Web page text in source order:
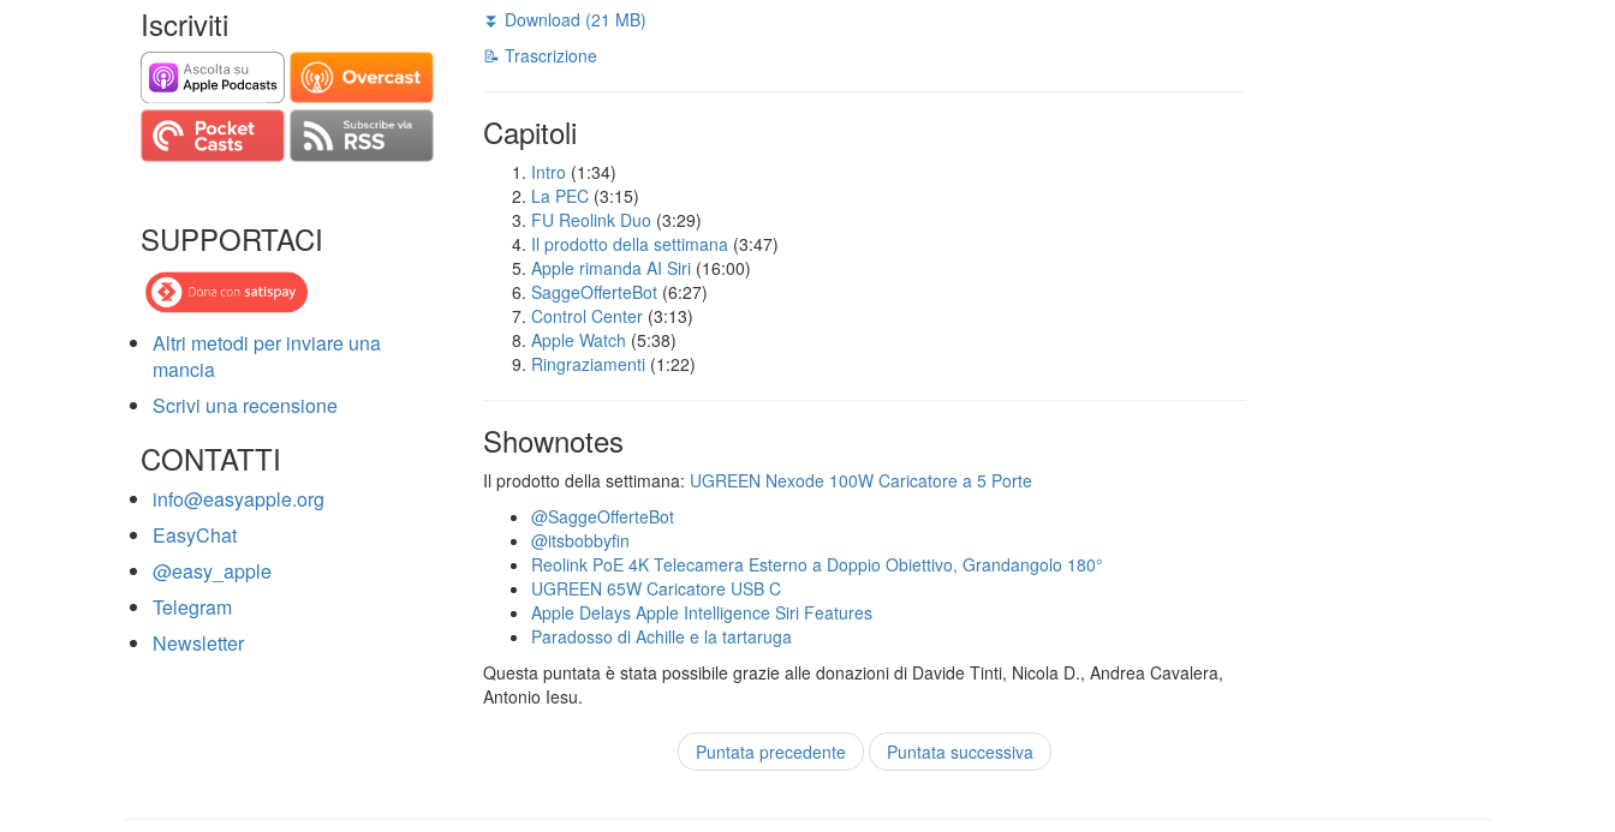
Iscriviti
SUPPORTACI
Altri metodi per inviare una
mancia
Scrivi una recensione
CONTATTI
info@easyapple.org
EasyChat
@easy_apple
Telegram
Newsletter
⏬ Download (21 MB)
📝 Trascrizione
Capitoli
Intro (1:34)
La PEC (3:15)
FU Reolink Duo (3:29)
Il prodotto della settimana (3:47)
Apple rimanda AI Siri (16:00)
SaggeOfferteBot (6:27)
Control Center (3:13)
Apple Watch (5:38)
Ringraziamenti (1:22)
Shownotes
Il prodotto della settimana: UGREEN Nexode 100W Caricatore a 5 Porte
@SaggeOfferteBot
@itsbobbyfin
Reolink PoE 4K Telecamera Esterno a Doppio Obiettivo, Grandangolo 180°
UGREEN 65W Caricatore USB C
Apple Delays Apple Intelligence Siri Features
Paradosso di Achille e la tartaruga
Questa puntata è stata possibile grazie alle donazioni di Davide Tinti, Nicola D., Andrea Cavalera,
Antonio Iesu.
Puntata precedente Puntata successiva